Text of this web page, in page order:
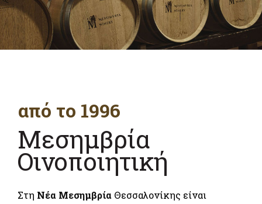
από το 1996
Μεσημβρία
Οινοποιητική
Στη Νέα Μεσημβρία Θεσσαλονίκης είναι